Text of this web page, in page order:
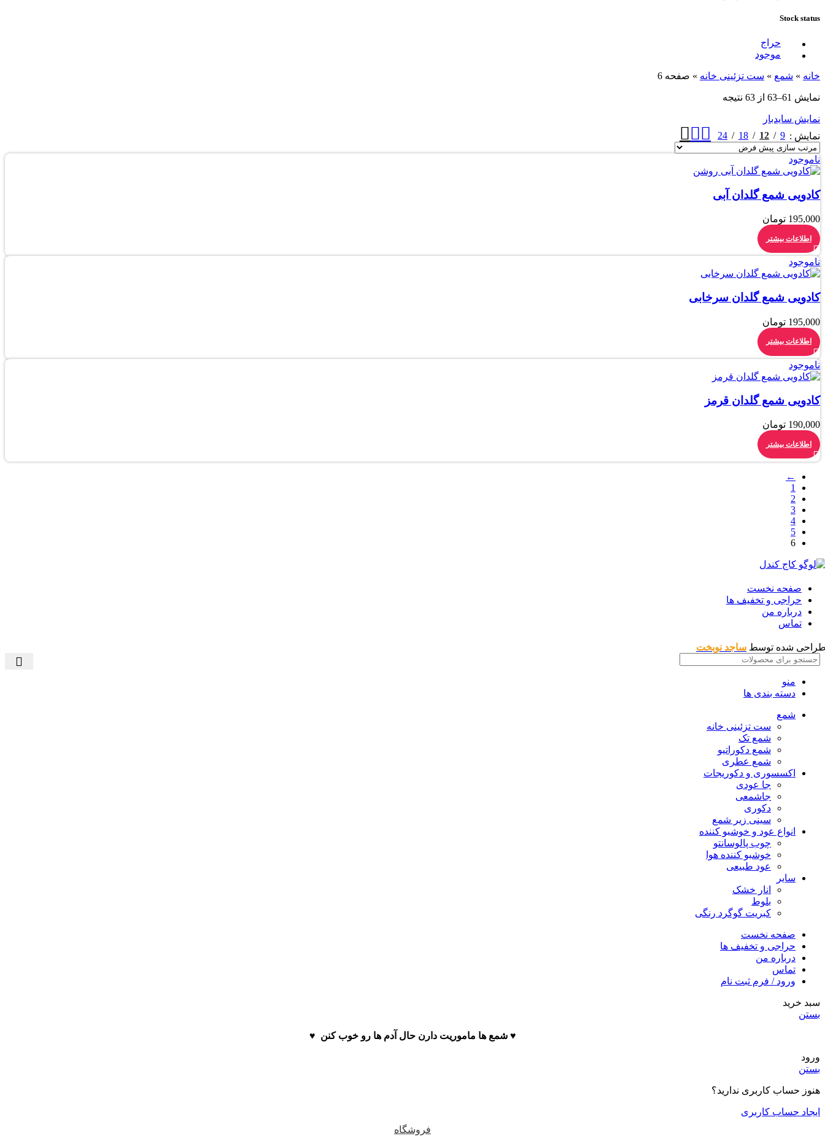
Stock status
حراج
موجود
خانه » شمع » ست تزئینی خانه » صفحه 6
نمایش 61–63 از 63 نتیجه
نمایش سایدبار
نمایش
9
12
18
24
ناموجود
کادویی شمع گلدان آبی
195,000 تومان
اطلاعات بیشتر
ناموجود
کادویی شمع گلدان سرخابی
195,000 تومان
اطلاعات بیشتر
ناموجود
کادویی شمع گلدان قرمز
190,000 تومان
اطلاعات بیشتر
←
1
2
3
4
5
6
صفحه نخست
حراجی و تخفیف ها
درباره من
تماس
شده توسط ساجد نوبخت
منو
دسته بندی ها
شمع
ست تزئینی خانه
شمع تک
شمع دکوراتیو
شمع عطری
اکسسوری و دکوریجات
جا عودی
جاشمعی
دکوری
سینی زیر شمع
انواع عود و خوشبو کننده
چوب پالوسانتو
خوشبو کننده هوا
عود طبیعی
سایر
انار خشک
بلوط
کبریت گوگرد رنگی
صفحه نخست
حراجی و تخفیف ها
درباره من
تماس
ورود / فرم ثبت نام
سبد خرید
بستن
♥️ شمع ها ماموریت دارن حال آدم ها رو خوب کنن ♥️
ورود
بستن
هنوز حساب کاربری ندارید؟
ایجاد حساب کاربری
فروشگاه